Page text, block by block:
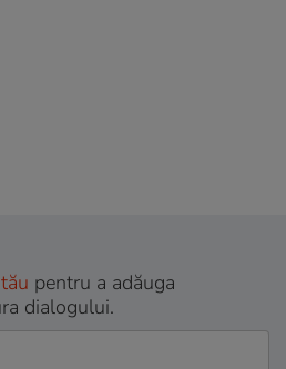
pentru a adăuga
dialogului.